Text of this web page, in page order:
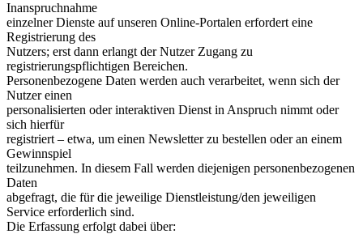
Inanspruchnahme
einzelner Dienste auf unseren Online-Portalen erfordert eine
Registrierung des
Nutzers; erst dann erlangt der Nutzer Zugang zu
registrierungspflichtigen Bereichen.
Personenbezogene Daten werden auch verarbeitet, wenn sich der
Nutzer einen
personalisierten oder interaktiven Dienst in Anspruch nimmt oder
sich hierfür
registriert – etwa, um einen Newsletter zu bestellen oder an einem
Gewinnspiel
teilzunehmen. In diesem Fall werden diejenigen personenbezogenen
Daten
abgefragt, die für die jeweilige Dienstleistung/den jeweiligen
Service erforderlich sind.
Die Erfassung erfolgt dabei über: